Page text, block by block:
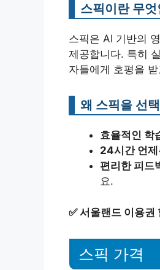
스픽이란 무
스픽은 AI 기반의
제공합니다. 특히
자들에게 호평을
왜 스픽을 선
효율적인 학
24시간 언
편리한 피드
요.
✅서울랜드 이용권
스픽 가격